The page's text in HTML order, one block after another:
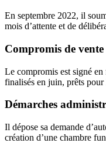
En septembre 2022, il
mois d’attente et de
Compromis de
Le compromis est signé
finalisés en juin, prêts
Démarches
Il dépose sa demande
création d’une chambre